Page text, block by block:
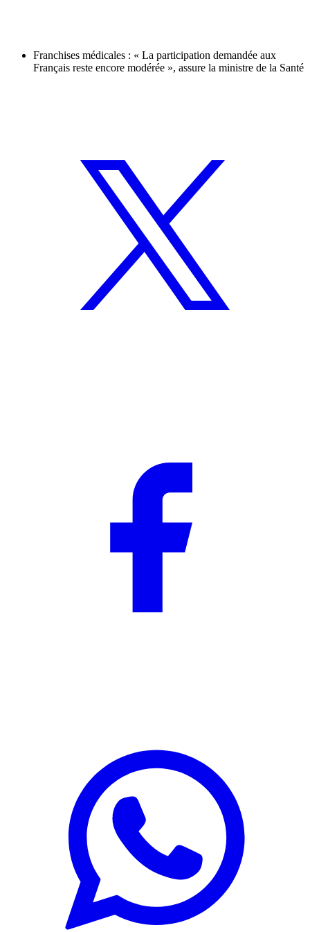
Franchises médicales : « La participation demandée aux
Français reste encore modérée », assure la ministre de la Santé